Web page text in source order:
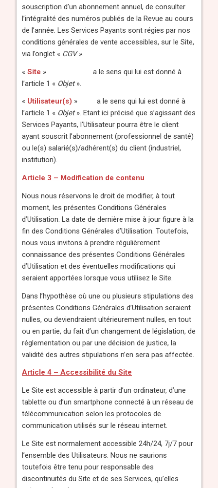
souscription d’un abonnement annuel, de consulter
l’intégralité des numéros publiés de la Revue au cours
de l’année. Les Services Payants sont régies par nos
conditions générales de vente accessibles, sur le Site,
via l’onglet « CGV».
«Site » a le sens qui lui est donné à
l’article 1 « Objet».
« Utilisateur(s) » a le sens qui lui est donné à
l’article 1 « Objet». Etant ici précisé que s’agissant des
Services Payants, l’Utilisateur pourra être le client
ayant souscrit l’abonnement (professionnel de santé)
ou le(s) salarié(s)/adhérent(s) du client (industriel,
institution).
Article 3 – Modification de contenu
Nous nous réservons le droit de modifier, à tout
moment, les présentes Conditions Générales
d’Utilisation. La date de dernière mise à jour figure à la
fin des Conditions Générales d’Utilisation. Toutefois,
nous vous invitons à prendre régulièrement
connaissance des présentes Conditions Générales
d’Utilisation et des éventuelles modifications qui
seraient apportées lorsque vous utilisez le Site.
Dans l’hypothèse où une ou plusieurs stipulations des
présentes Conditions Générales d’Utilisation seraient
nulles, ou deviendraient ultérieurement nulles, en tout
ou en partie, du fait d’un changement de législation, de
réglementation ou par une décision de justice, la
validité des autres stipulations n’en sera pas affectée.
Article 4 – Accessibilité du Site
Le Site est accessible à partir d’un ordinateur, d’une
tablette ou d’un smartphone connecté à un réseau de
télécommunication selon les protocoles de
communication utilisés sur le réseau internet.
Le Site est normalement accessible 24h/24, 7j/7 pour
l’ensemble des Utilisateurs. Nous ne saurions
toutefois être tenu pour responsable des
discontinuités du Site et de ses Services, qu’elles